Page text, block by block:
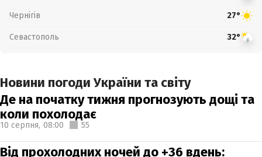
Чернігів 27°
Севастополь 32°
Новини погоди України та світу
Де на початку тижня прогнозують дощі та
коли похолодає
10 серпня, 08:00 55
Від прохолодних ночей до +36 вдень: